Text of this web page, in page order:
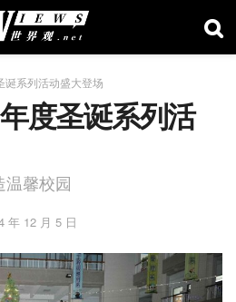
诞系列活动盛大登场
度圣诞系列活
馨校园
年 12 月 5 日